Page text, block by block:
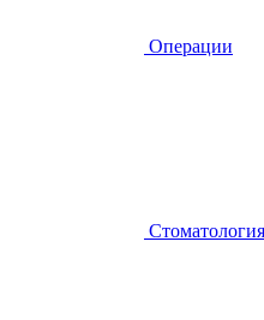
Операции
Стоматология